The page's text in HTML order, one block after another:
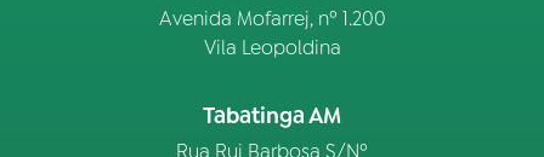
Avenida Mofarrej, nº 1.200
Vila Leopoldina
Tabatinga AM